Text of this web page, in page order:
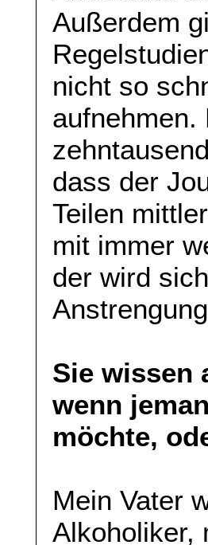
Außerdem
nicht so
aufnehmen.
dass der
Teilen
mit immer
der wird
Sie wissen
wenn
möchte,
Mein Vater
Alkoholiker,